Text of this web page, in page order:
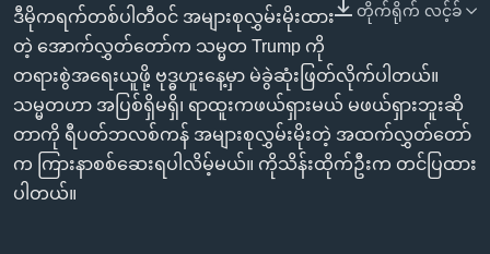
ရှာဖွေ
ရန်
နေရာ
သို့
ကျော်
ရန်
ဘာသာစကားများ တိုက်ရိုက် လင့်ခ်
ဒီမိုကရက်တစ်ပါတီဝင် အများစုလွှမ်းမိုးထား
တဲ့ အောက်လွှတ်တော်က သမ္မတ Trump ကို
တရားစွဲအရေးယူဖို့ ဗုဒ္ဓဟူးနေ့မှာ မဲခွဲဆုံးဖြတ်လိုက်ပါတယ်။
သမ္မတဟာ အပြစ်ရှိမရှိ၊ ရာထူးကဖယ်ရှားမယ် မဖယ်ရှားဘူးဆို
တာကို ရီပတ်ဘလစ်ကန် အများစုလွှမ်းမိုးတဲ့ အထက်လွှတ်တော်
က ကြားနာစစ်ဆေးရပါလိမ့်မယ်။ ကိုသိန်းထိုက်ဦးက တင်ပြထား
ပါတယ်။